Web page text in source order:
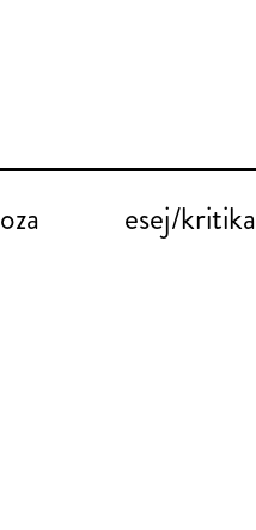
esej/kritika